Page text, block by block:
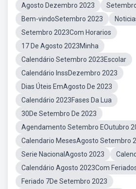
Agosto Dezembro 2023
Bem-vindoSetembro 2023
Setembro 2023Com Horarios
17 De Agosto 2023Minha
Calendário Setembro 2023Escolar
Calendário InssDezembro 2023
Dias Úteis EmAgosto De 2023
Calendário 2023Fases Da Lua
30De Setembro De 2023
Agendamento Setembro EOutubro
Calendario MesesAgosto Setembro
Serie NacionalAgosto 2023
Calendário Agosto 2023Com
Feriado 7De Setembro 2023